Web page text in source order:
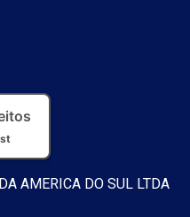
AMERICA DO SUL LTDA